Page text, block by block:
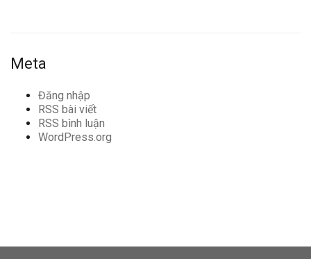
Meta
Đăng nhập
RSS bài viết
RSS bình luận
WordPress.org